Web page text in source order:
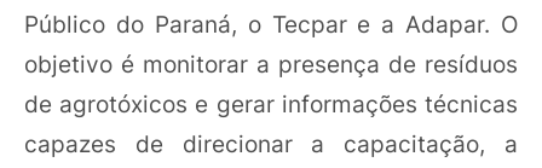
Público do Paraná, o Tecpar e a Adapar. O
objetivo é monitorar a presença de resíduos
de agrotóxicos e gerar informações técnicas
capazes de direcionar a capacitação, a